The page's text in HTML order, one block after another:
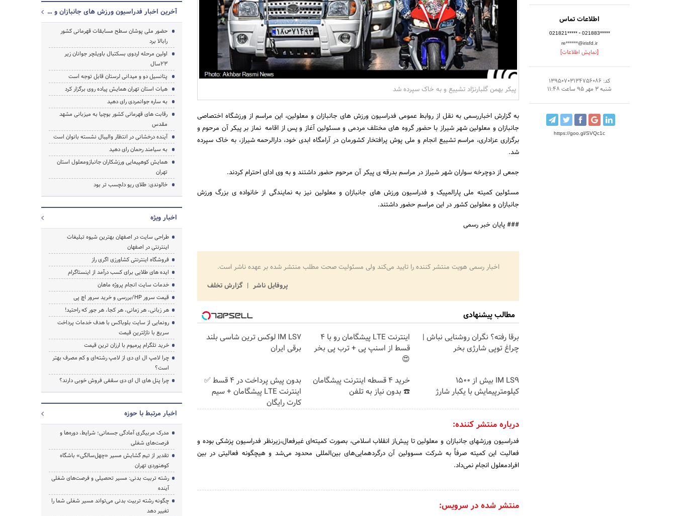
اطلاعات تماس
021821***** - 021883*****
re******@irisfd.ir
[نمایش اطلاعات]
کد: 13950703134756086
شنبه 3 مهر 95 ساعت 11:48
https://goo.gl/SVQc1c
پیکر بهمن گلبارنژاد تشییع و به خاک سپرده شد
به گزارش اخباررسمی به نقل از روابط عمومی فدراسیون ورزش های جانبازان و معلولین، این مراسم از ورزشگاه اختصاصی
جانبازان و معلولین شهر شیراز با حضور گروه های مختلف مردمی و مسئولین آغاز و پس از اقامه نماز بر پیکر آن مرحوم و
برگزاری عزاداری، مراسم تشییع انجام و ملی پوش پرافتخار کشورمان در آرامگاه ابدی خود، دارالرحمه شیراز، به خاک سپرده
شد.
جمعی از دوچرخه سواران شهر شیراز در مراسم بدرقه ی پیکر آن مرحوم حضور داشتند و به وی ادای احترام کردند.
مسئولین کمیته ملی پارالمپیک و فدراسیون ورزش های جانبازان و معلولین نیز به نمایندگی از خانواده ی بزرگ ورزش
جانبازان و معلولین کشور در این مراسم حضور داشتند.
### پایان خبر رسمی
اخبار رسمی هویت منتشر کننده را تایید می‌کند ولی مسئولیت صحت مطلب منتشر شده بر عهده ناشر است.
پروفایل ناشر
گزارش تخلف
مطالب پیشنهادی
برقا رفته؟ نگران روشنایی نباش |
چراغ توپی شارژی بخر
اینترنت LTE پیشگامان رو با 4
قسط از اسنپ پی + ترب پی بخر
😍
IM LS7 لوکس ترین شاسی بلند
برقی ایران
IM LS9 بیش از 1500
کیلومترپیمایش با یکبار شارژ
خرید 4 قسطه اینترنت پیشگامان
☎️ بدون نیاز به تلفن
بدون پیش پرداخت در 4 قسط ✅
اینترنت LTE پیشگامان + سیم
کارت رایگان
درباره منتشر کننده:
فدراسیون ورزشهای جانبازان و معلولین تا پیش‌از انقلاب اسلامی، بصورت کمیته‌ای غیرفعال،زیرنظر فدراسیون پزشکی بوده و
فعالیت این کمیته صرفاً به شرکت مسوولین آن درگردهمایی‌های بین‌المللی محدود می‌شد و هیچگونه فعالیتی در بین
افرادمعلول انجام نمی‌داد.
منتشر شده در سرویس:
آخرین اخبار فدراسیون ورزش های جانبازان و معلولین جمهوری اسلامی ایران
حضور ملی پوشان سطح مسابقات قهرمانی کشور
رابالا برد
اولین مرحله اردوی بسکتبال باویلچر جوانان زیر
23سال
پتانسیل دو و میدانی لرستان قابل توجه است
هیات استان تهران همایش پیاده روی برگزار کرد
به ساره جوانمردی رای دهید
رقابت های قهرمانی کشور بوچیا به میزبانی مشهد
مقدس
آینده درخشانی در انتظار والیبال نشسته بانوان است
به سیامند رحمان رای دهید
همایش کوهپیمایی ورزشکاران جانبازومعلول استان
تهران
خالوندی: طلای ریو دلچسب تر بود
اخبار ویژه
طراحی سایت در اصفهان بهترین شیوه تبلیغات
اینترنتی در اصفهان
فروشگاه اینترنتی کشاورزی اگری راز
ایده های طلایی برای کسب درآمد از اینستاگرام
خدمات سایت انجام پروژه ماهان
قیمت سرور HP/بررسی و خرید سرور اچ پی
هر زبانی، هر زمانی، هر کجا، هر جور که راحتید!
رونمایی از سایت بلوباکس با هدف خدمات پرداخت
سریع با نازلترین قیمت
خرید تلگرام پرمیوم با ارزان ترین قیمت
چرا لامپ ال ای دی از لامپ رشته‌ای و کم مصرف بهتر
است؟
چرا پنل های ال ای دی سقفی فروش خوبی دارند؟
اخبار مرتبط با حوزه
مدرک مربیگری آمادگی جسمانی؛ شرایط، دوره‌ها و
فرصت‌های شغلی
تقدیر از تیم گشایش مسیر «چهل‌سالگی» باشگاه
کوهنوردی تهران
رشته تربیت بدنی: مسیر تحصیلی و فرصت‌های شغلی
آینده
چگونه رشته تربیت بدنی می‌تواند مسیر شغلی شما را
تغییر دهد